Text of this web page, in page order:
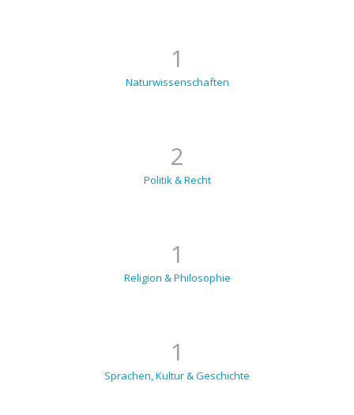
1
Naturwissenschaften
2
Politik & Recht
1
Religion & Philosophie
1
Sprachen, Kultur & Geschichte